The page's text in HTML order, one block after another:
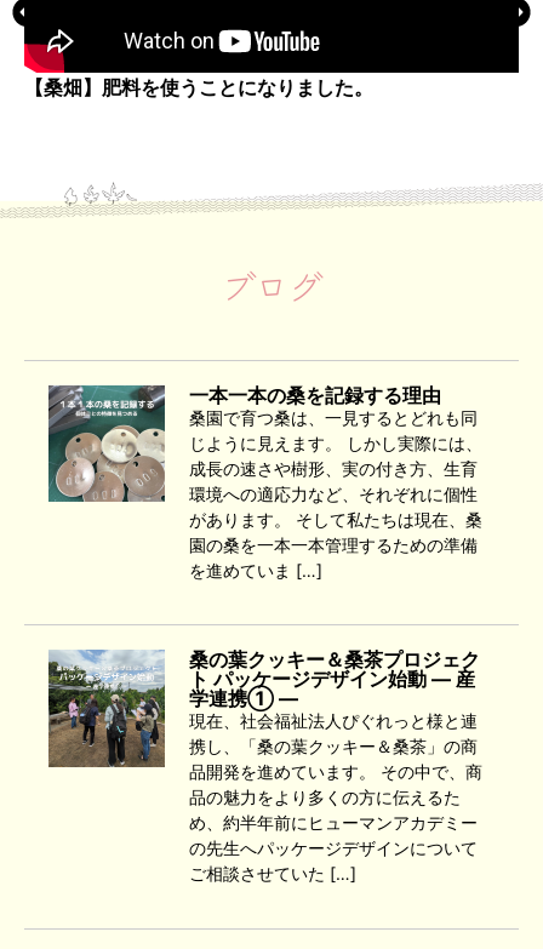
【桑畑】肥料を使うことになりました。
ブログ
一本一本の桑を記録する理由
桑園で育つ桑は、一見するとどれも同
じように見えます。 しかし実際には、
成長の速さや樹形、実の付き方、生育
環境への適応力など、それぞれに個性
があります。 そして私たちは現在、桑
園の桑を一本一本管理するための準備
を進めていま […]
桑の葉クッキー＆桑茶プロジェク
ト パッケージデザイン始動 ― 産
学連携① ―
現在、社会福祉法人ぴぐれっと様と連
携し、「桑の葉クッキー＆桑茶」の商
品開発を進めています。 その中で、商
品の魅力をより多くの方に伝えるた
め、約半年前にヒューマンアカデミー
の先生へパッケージデザインについて
ご相談させていた […]